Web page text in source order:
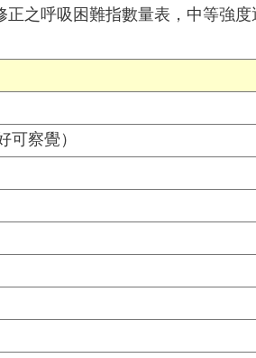
之呼吸困難指數量表，中等強度
可察覺）